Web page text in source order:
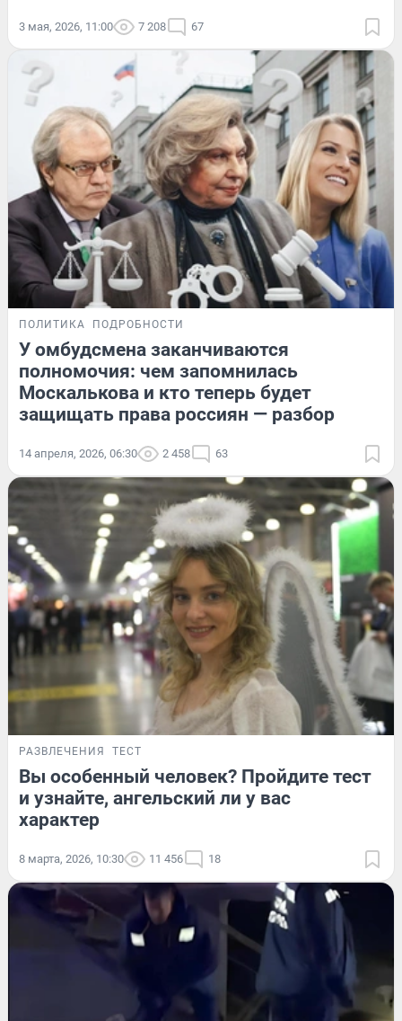
3 мая, 2026, 11:00 7 208 67
ПОЛИТИКА ПОДРОБНОСТИ
У омбудсмена заканчиваются
полномочия: чем запомнилась
Москалькова и кто теперь будет
защищать права россиян — разбор
14 апреля, 2026, 06:30 2 458 63
РАЗВЛЕЧЕНИЯ ТЕСТ
Вы особенный человек? Пройдите тест
и узнайте, ангельский ли у вас
характер
8 марта, 2026, 10:30 11 456 18